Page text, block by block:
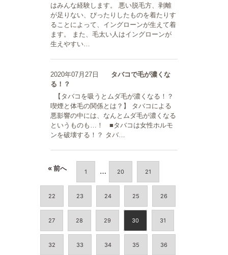
はみんな経験します。 悪い脱毛方、剥離
が足りない、ぴったりしたものを着たりす
ることによって、イングローンが生えて着
ます。 また、毛太い人はイングローンが
生えやすい…
2020年07月27日
タバコで毛が濃くな
る！？
【タバコを吸うとムダ毛が濃くなる！？
喫煙と体毛の関係とは？】 タバコによる
悪影響の中には、なんとムダ毛が濃くなる
というものも…！ ■タバコは女性ホルモ
ンを破壊する！？ タバ…
« 前へ 1 … 20 21
22 23 24 25 26
27 28 29 30 31
32 33 34 35 36